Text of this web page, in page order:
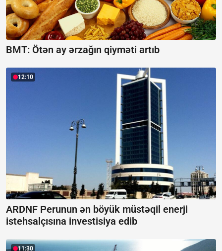
BMT: Ötən ay ərzağın qiyməti artıb
12:10
ARDNF Perunun ən böyük müstəqil enerji
istehsalçısına investisiya edib
11:30